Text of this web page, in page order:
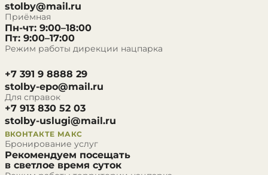
stolby@mail.ru
Приёмная
Пн-чт: 9:00–18:00
Пт: 9:00–17:00
Режим работы дирекции нацпарка
+7 391 9 8888 29
stolby-epo@mail.ru
Для справок
+7 913 830 52 03
stolby-uslugi@mail.ru
ВКОНТАКТЕ МАКС
Бронирование услуг
Рекомендуем посещать
в светлое время суток